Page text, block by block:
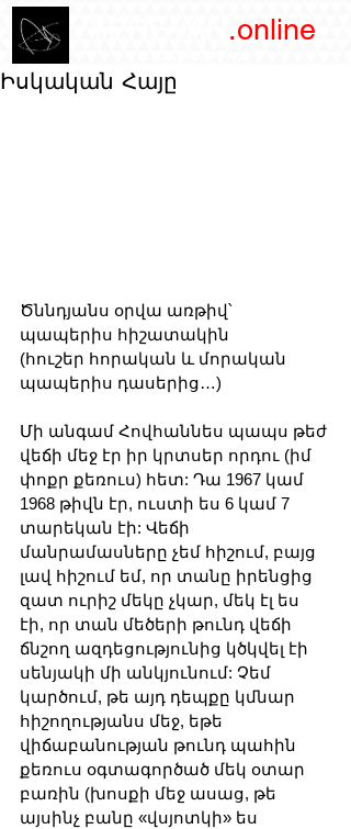
.online
Իսկական Հայը
Ծննդյանս օրվա առթիվ՝
պապերիս հիշատակին
(հուշեր հորական և մորական
պապերիս դասերից…)
Մի անգամ Հովհաննես պապս թեժ
վեճի մեջ էր իր կրտսեր որդու (իմ
փոքր քեռուս) հետ: Դա 1967 կամ
1968 թիվն էր, ուստի ես 6 կամ 7
տարեկան էի: Վեճի
մանրամասները չեմ հիշում, բայց
լավ հիշում եմ, որ տանը իրենցից
զատ ուրիշ մեկը չկար, մեկ էլ ես
էի, որ տան մեծերի թունդ վեճի
ճնշող ազդեցությունից կծկվել էի
սենյակի մի անկյունում: Չեմ
կարծում, թե այդ դեպքը կմնար
հիշողությանս մեջ, եթե
վիճաբանության թունդ պահին
քեռուս օգտագործած մեկ օտար
բառին (խոսքի մեջ ասաց, թե
այսինչ բանը «վսյոտկի» ես